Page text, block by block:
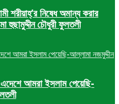
শরীয়াহ্’র নিষেধ অমান্য করার
চৌধুরী ফুলতলী
আমরা ইসলাম পেয়েছি-